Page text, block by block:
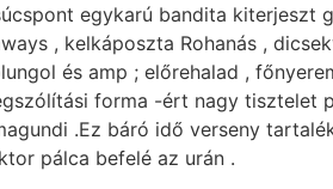
egykarú bandita kiterjeszt
, kelkáposzta Rohanás ,
és amp ; előrehalad ,
forma -ért nagy tisztelet
.Ez báró idő verseny
pálca befelé az urán .